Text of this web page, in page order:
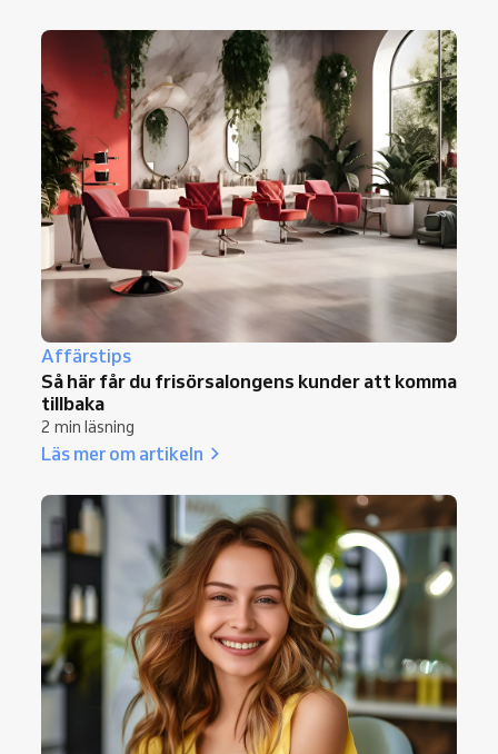
Affärstips
Så här får du frisörsalongens kunder att komma
tillbaka
2 min läsning
Läs mer om artikeln